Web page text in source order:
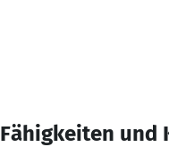
Fähigkeiten und